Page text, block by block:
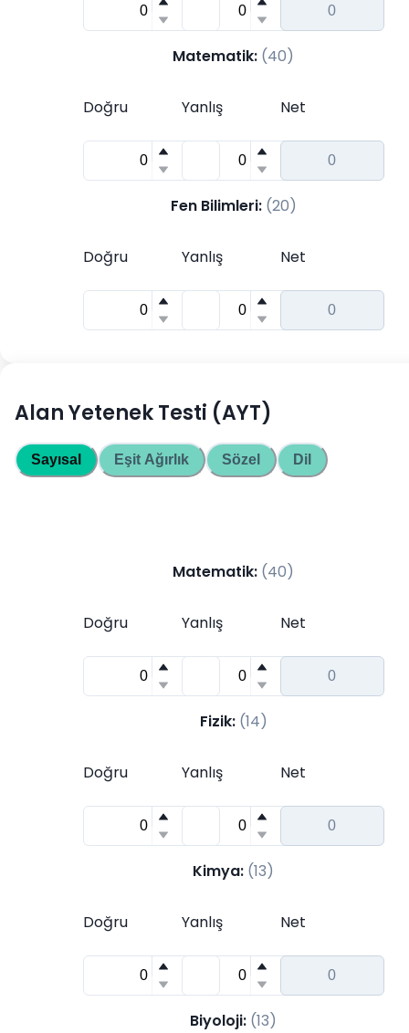
Matematik: (40)
Doğru Yanlış Net
Fen Bilimleri: (20)
Doğru Yanlış Net
Alan Yetenek Testi (AYT)
Sayısal Eşit Ağırlık Sözel Dil
Matematik: (40)
Doğru Yanlış Net
Fizik: (14)
Doğru Yanlış Net
Kimya: (13)
Doğru Yanlış Net
Biyoloji: (13)